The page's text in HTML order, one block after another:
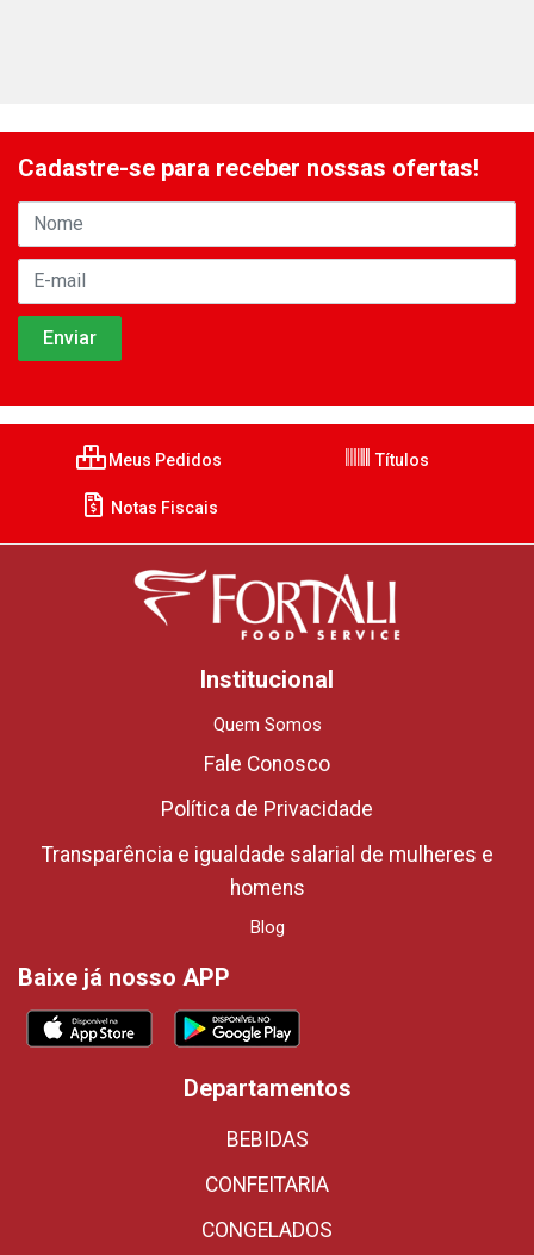
Cadastre-se para receber nossas ofertas!
Meus Pedidos Títulos
Notas Fiscais
Institucional
Quem Somos
Fale Conosco
Política de Privacidade
Transparência e igualdade salarial de mulheres e
homens
Blog
Baixe já nosso APP
Departamentos
BEBIDAS
CONFEITARIA
CONGELADOS